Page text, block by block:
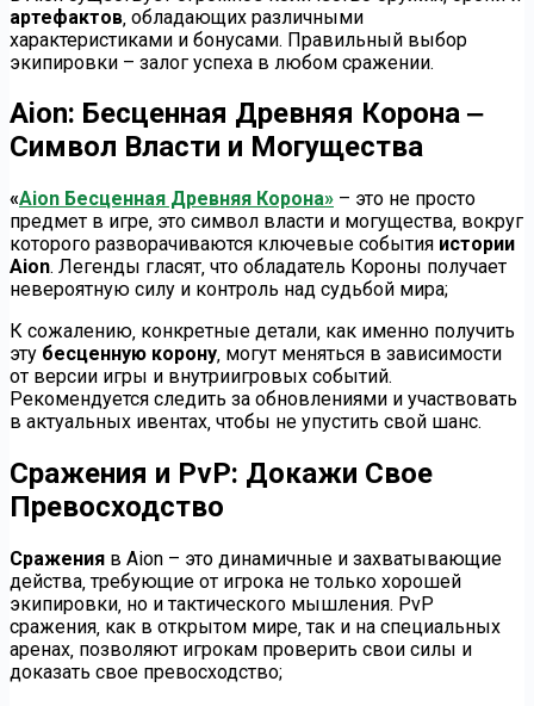
артефактов ‚ обладающих различными
характеристиками и бонусами. Правильный выбор
экипировки – залог успеха в любом сражении.
Aion: Бесценная Древняя Корона ‒
Символ Власти и Могущества
«Aion Бесценная Древняя Корона» – это не просто
предмет в игре‚ это символ власти и могущества‚ вокруг
которого разворачиваются ключевые события истории
Aion. Легенды гласят‚ что обладатель Короны получает
невероятную силу и контроль над судьбой мира;
К сожалению‚ конкретные детали‚ как именно получить
эту бесценную корону‚ могут меняться в зависимости
от версии игры и внутриигровых событий.
Рекомендуется следить за обновлениями и участвовать
в актуальных ивентах‚ чтобы не упустить свой шанс.
Сражения и PvP: Докажи Свое
Превосходство
Сражения в Aion – это динамичные и захватывающие
действа‚ требующие от игрока не только хорошей
экипировки‚ но и тактического мышления. PvP
сражения‚ как в открытом мире‚ так и на специальных
аренах‚ позволяют игрокам проверить свои силы и
доказать свое превосходство;